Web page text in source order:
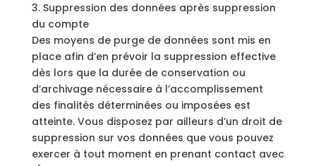
3. Suppression des données après suppression
du compte
Des moyens de purge de données sont mis en
place afin d’en prévoir la suppression effective
dès lors que la durée de conservation ou
d’archivage nécessaire à l’accomplissement
des finalités déterminées ou imposées est
atteinte. Vous disposez par ailleurs d’un droit de
suppression sur vos données que vous pouvez
exercer à tout moment en prenant contact avec